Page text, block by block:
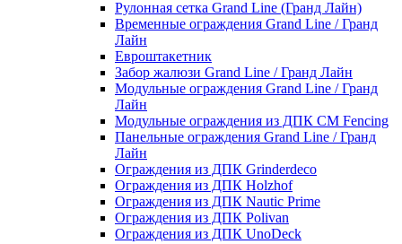
Рулонная сетка Grand Line (Гранд Лайн)
Временные ограждения Grand Line / Гранд
Лайн
Евроштакетник
Забор жалюзи Grand Line / Гранд Лайн
Модульные ограждения Grand Line / Гранд
Лайн
Модульные ограждения из ДПК CM Fencing
Панельные ограждения Grand Line / Гранд
Лайн
Ограждения из ДПК Grinderdeco
Ограждения из ДПК Holzhof
Ограждения из ДПК Nautic Prime
Ограждения из ДПК Polivan
Ограждения из ДПК UnoDeck